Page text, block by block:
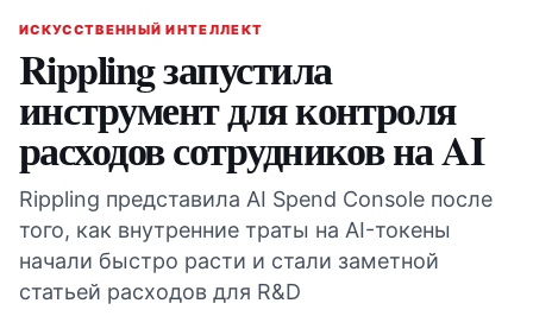
ИСКУССТВЕННЫЙ ИНТЕЛЛЕКТ
Rippling запустила
инструмент для контроля
расходов сотрудников на AI
Rippling представила AI Spend Console после
того, как внутренние траты на AI-токены
начали быстро расти и стали заметной
статьей расходов для R&D